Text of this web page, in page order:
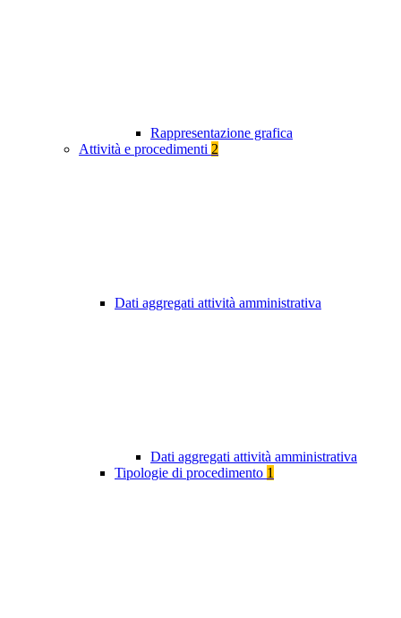
Rappresentazione grafica
Attività e procedimenti 2
Dati aggregati attività amministrativa
Dati aggregati attività amministrativa
Tipologie di procedimento 1